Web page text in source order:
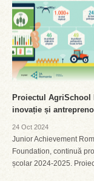
Proiectul AgriSchool
inovație și
24 Oct 2024
Junior Achievement
Foundation, continuă
școlar 2024-2025.